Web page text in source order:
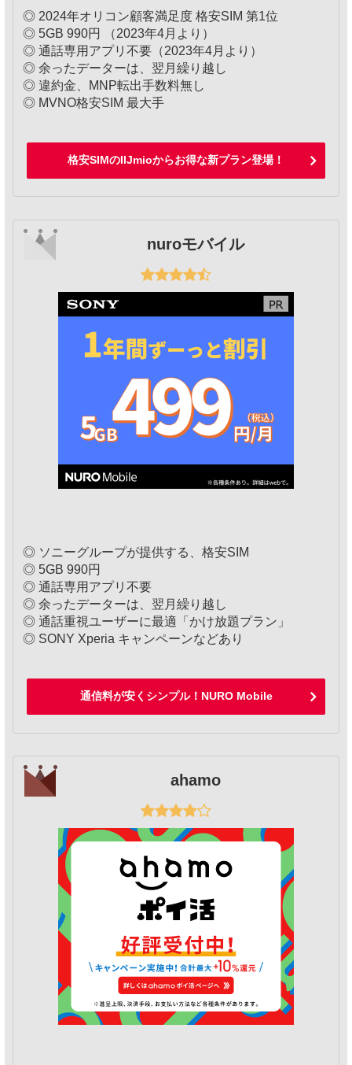
◎ 2024年オリコン顧客満足度 格安SIM 第1位
◎ 5GB 990円 （2023年4月より）
◎ 通話専用アプリ不要（2023年4月より）
◎ 余ったデーターは、翌月繰り越し
◎ 違約金、MNP転出手数料無し
◎ MVNO格安SIM 最大手
格安SIMのIIJmioからお得な新プラン登場！
nuroモバイル
◎ ソニーグループが提供する、格安SIM
◎ 5GB 990円
◎ 通話専用アプリ不要
◎ 余ったデーターは、翌月繰り越し
◎ 通話重視ユーザーに最適「かけ放題プラン」
◎ SONY Xperia キャンペーンなどあり
通信料が安くシンプル！NURO Mobile
ahamo